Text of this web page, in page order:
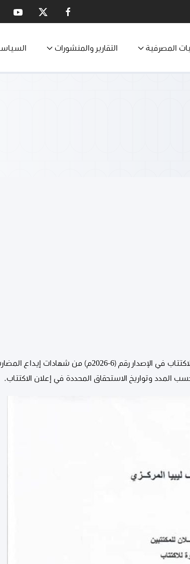
المصرفية التقارير والمنشورات
يُعلن مصرف ليبيا المركزي دعوته إلى المصارف التجارية للاكتتاب في
المدد وتواريخ الاستحقاق المحددة في إعلان الاكتتاب.